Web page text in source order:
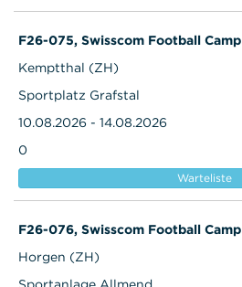
F26-075, Swisscom Football Camp
Kemptthal (ZH)
Sportplatz Grafstal
10.08.2026 - 14.08.2026
0
Warteliste
F26-076, Swisscom Football Camp
Horgen (ZH)